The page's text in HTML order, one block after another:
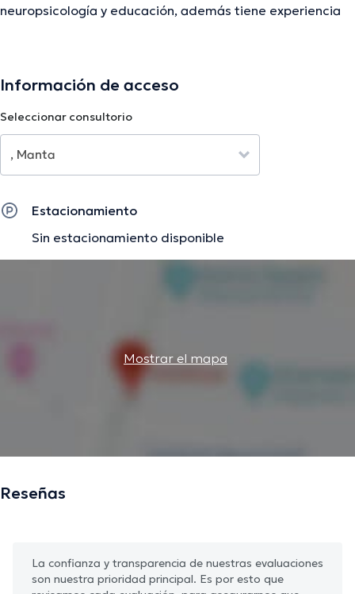
neuropsicología y educación, además tiene experiencia
todos sus pacientes.
La descripción fue editada por el equipo de doctoranytime, con base en
información verificada.
Información de acceso
Seleccionar consultorio
Estacionamiento
Sin estacionamiento disponible
Mostrar el mapa
Reseñas
La confianza y transparencia de nuestras evaluaciones
son nuestra prioridad principal. Es por esto que